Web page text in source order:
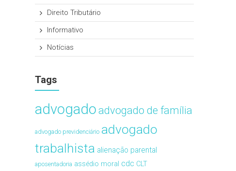
Direito Tributário
Informativo
Notícias
Tags
advogado advogado de família
advogado previdenciário advogado
trabalhista alienação parental
aposentadoria assédio moral cdc CLT